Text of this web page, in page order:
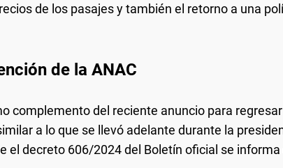
de los pasajes y también el retorno a una
de la ANAC
complemento del reciente anuncio para
a lo que se llevó adelante durante la
el decreto 606/2024 del Boletín oficial se informa